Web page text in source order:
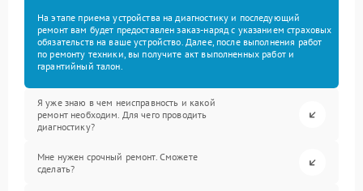
На этапе приема устройства на диагностику и последующий
ремонт вам будет предоставлен заказ-наряд с указанием страховых
обязательств на ваше устройство. Далее, после выполнения работ
по ремонту техники, вы получите акт выполненных работ и
гарантийный талон.
Я уже знаю в чем неисправность и какой
ремонт необходим. Для чего проводить
диагностику?
Мне нужен срочный ремонт. Сможете
сделать?